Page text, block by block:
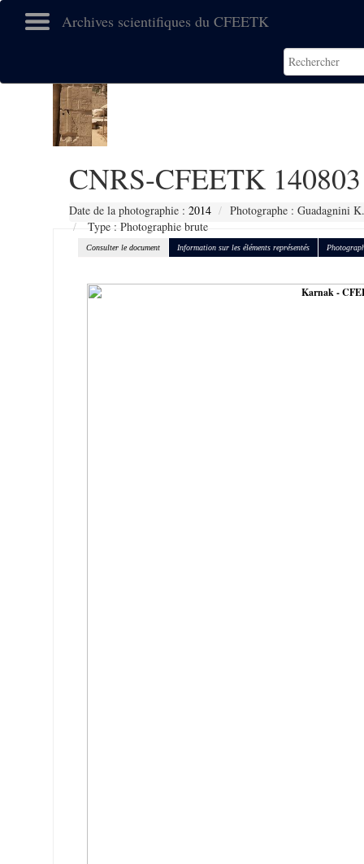
Archives scientifiques du CFEETK
CNRS-CFEETK 140803
Date de la photographie : 2014
Photographe : Guadagnini K.
Type : Photographie brute
Consulter le document Information sur les éléments représentés